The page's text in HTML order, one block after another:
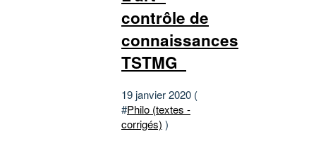
contrôle de
connaissances
TSTMG
19 janvier 2020 (
#Philo (textes -
corrigés) )